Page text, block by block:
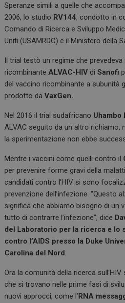
Speranze simili a quelle che
2006, lo studio RV144, condotto in
Comando di Ricerca e Sviluppo
Uniti (USAMRDC) e il Ministero della
Il trial testò un regime che
ricombinanteALVAC-HIV diSanofi
del vaccino ricombinante a subunità
prodotto daVaxGen.
Nel 2016 il trial sudafricano Uhambo
ALVAC seguito da un altro richiamo,
la sperimentazione non ebbe
Mentre i vaccini come quelli contro il
per prevenire forme gravi della
candidati contro l’HIV si sono
prevenzione dell’infezione. “Questo
significa che abbiamo bisogno di un
tutto di contrarre l’infezione”, dice
del Laboratorio per la ricerca e lo
contro l’AIDS presso la Duke
Carolina del Nord.
Ora la comunità della ricerca
che si trovano nelle prime fasi di
nuovi approcci, come l’RNA